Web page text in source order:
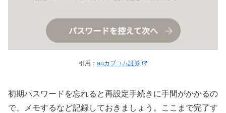
引用：auカブコム証券
初期パスワードを忘れると再設定手続きに手間がかかるの
で、メモするなど記録しておきましょう。ここまで完了す